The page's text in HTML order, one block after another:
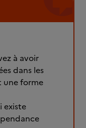
à avoir
dans les
une forme
existe